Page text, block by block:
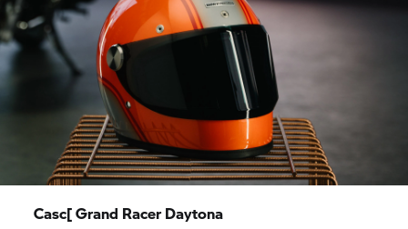
Casc[ Grand Racer Daytona